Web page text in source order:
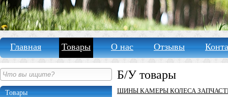
Главная Товары О нас Отзывы
Товары
Б/У товары
ШИНЫ КАМЕРЫ КОЛЕСА